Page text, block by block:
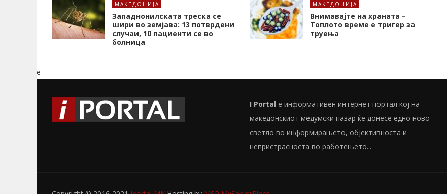
МАКЕДОНИЈА
Западнонилската треска се
шири во земјава: 13 потврдени
случаи, 10 пациенти се во
болница
МАКЕДОНИЈА
Внимавајте на храната –
Топлото време е тригер за
труења
e
I Portal е информативен интернет портал кој на
македонскиот медумски пазар ќе донесе едно ново
светло во информирањето, објективноста и
непристрасноста во работењето...